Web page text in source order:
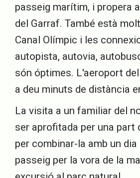
passeig marítim, i propera
del Garraf. També està
Canal Olímpic i les
autopista, autovia,
són óptimes. L'aeroport
a deu minuts de distància
La visita a un familiar del
ser aprofitada per una part
per combinar-la amb un dia
passeig per la vora de la